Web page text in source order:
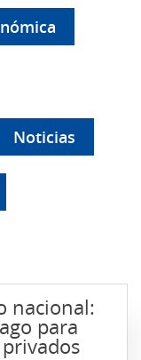
Noticias
nacional:
para